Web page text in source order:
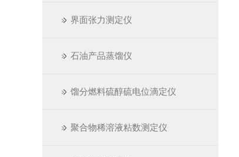
界面张力测定仪
石油产品蒸馏仪
馏分燃料硫醇硫电位滴定仪
聚合物稀溶液粘数测定仪